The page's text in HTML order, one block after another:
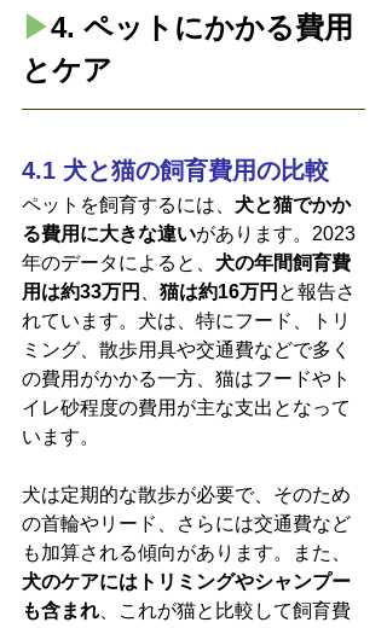
▶︎4. ペットにかかる費用
とケア
4.1 犬と猫の飼育費用の比較
ペットを飼育するには、 犬と猫でかか
る費用に大きな違いがあります。2023
年のデータによると、 犬の年間飼育費
用は約33万円
猫は約16万円 と報告さ
れています。犬は、特にフード、トリ
ミング、散歩用具や交通費などで多く
の費用がかかる一方、猫はフードやト
イレ砂程度の費用が主な支出となって
います。
犬は定期的な散歩が必要で、そのため
の首輪やリード、さらには交通費など
も加算される傾向があります。また、
犬のケアにはトリミングやシャンプー
も含まれ 、これが猫と比較して飼育費